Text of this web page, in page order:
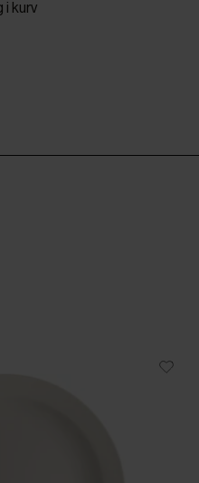
i kurv